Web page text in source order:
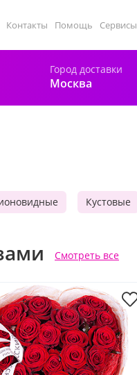
Контакты Помощь Сервисы
Город доставки
Москва
Кустовые
Смотреть все